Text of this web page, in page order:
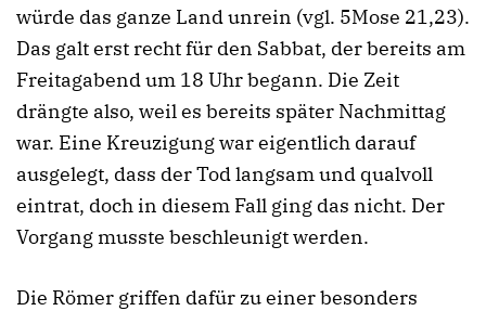
würde das ganze Land unrein (vgl. 5Mose 21,23).
Das galt erst recht für den Sabbat, der bereits am
Freitagabend um 18 Uhr begann. Die Zeit
drängte also, weil es bereits später Nachmittag
war. Eine Kreuzigung war eigentlich darauf
ausgelegt, dass der Tod langsam und qualvoll
eintrat, doch in diesem Fall ging das nicht. Der
Vorgang musste beschleunigt werden.
Die Römer griffen dafür zu einer besonders